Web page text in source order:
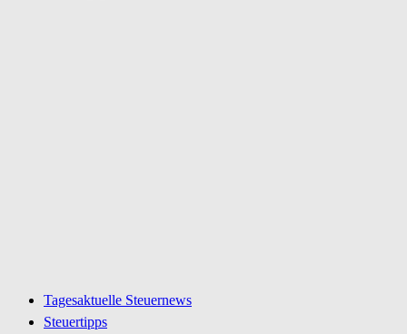
Tagesaktuelle Steuernews
Steuertipps